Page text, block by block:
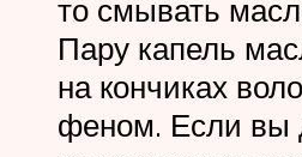
то смывать
Пару капель
на кончиках
феном. Если вы